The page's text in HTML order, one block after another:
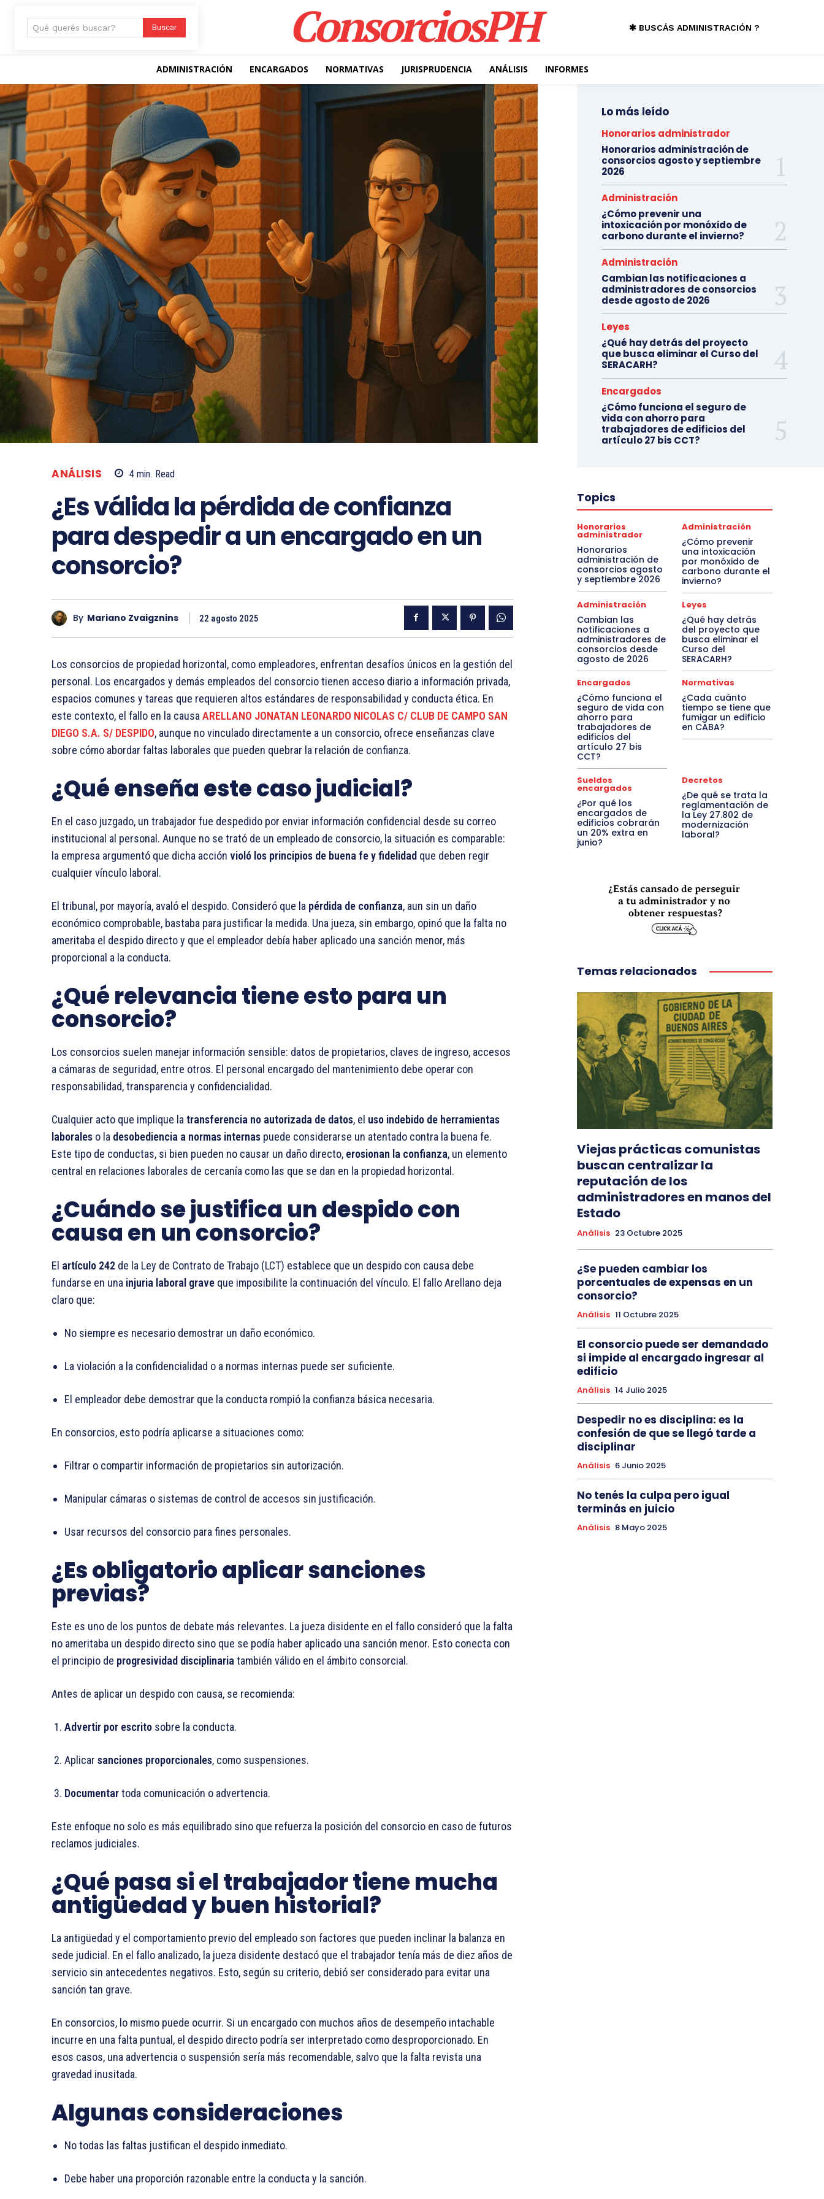
Qué querés buscar? Buscar ConsorciosPH ✱ BUSCÁS ADMINISTRACIÓN ?
ADMINISTRACIÓN ENCARGADOS NORMATIVAS JURISPRUDENCIA ANÁLISIS INFORMES
ANÁLISIS 4 min. Read
¿Es válida la pérdida de confianza
para despedir a un encargado en un
consorcio?
By Mariano Zvaigznins 22 agosto 2025
Los consorcios de propiedad horizontal, como empleadores, enfrentan desafíos únicos en la gestión del
personal. Los encargados y demás empleados del consorcio tienen acceso diario a información privada,
espacios comunes y tareas que requieren altos estándares de responsabilidad y conducta ética. En
este contexto, el fallo en la causa ARELLANO JONATAN LEONARDO NICOLAS C/ CLUB DE CAMPO SAN
DIEGO S.A. S/ DESPIDO, aunque no vinculado directamente a un consorcio, ofrece enseñanzas clave
sobre cómo abordar faltas laborales que pueden quebrar la relación de confianza.
¿Qué enseña este caso judicial?
En el caso juzgado, un trabajador fue despedido por enviar información confidencial desde su correo
institucional al personal. Aunque no se trató de un empleado de consorcio, la situación es comparable:
la empresa argumentó que dicha acción violó los principios de buena fe y fidelidad que deben regir
cualquier vínculo laboral.
El tribunal, por mayoría, avaló el despido. Consideró que la pérdida de confianza, aun sin un daño
económico comprobable, bastaba para justificar la medida. Una jueza, sin embargo, opinó que la falta no
ameritaba el despido directo y que el empleador debía haber aplicado una sanción menor, más
proporcional a la conducta.
¿Qué relevancia tiene esto para un
consorcio?
Los consorcios suelen manejar información sensible: datos de propietarios, claves de ingreso, accesos
a cámaras de seguridad, entre otros. El personal encargado del mantenimiento debe operar con
responsabilidad, transparencia y confidencialidad.
Cualquier acto que implique la transferencia no autorizada de datos, el uso indebido de herramientas
laborales o la desobediencia a normas internas puede considerarse un atentado contra la buena fe.
Este tipo de conductas, si bien pueden no causar un daño directo, erosionan la confianza, un elemento
central en relaciones laborales de cercanía como las que se dan en la propiedad horizontal.
¿Cuándo se justifica un despido con
causa en un consorcio?
El artículo 242 de la Ley de Contrato de Trabajo (LCT) establece que un despido con causa debe
fundarse en una injuria laboral grave que imposibilite la continuación del vínculo. El fallo Arellano deja
claro que:
No siempre es necesario demostrar un daño económico.
La violación a la confidencialidad o a normas internas puede ser suficiente.
El empleador debe demostrar que la conducta rompió la confianza básica necesaria.
En consorcios, esto podría aplicarse a situaciones como:
Filtrar o compartir información de propietarios sin autorización.
Manipular cámaras o sistemas de control de accesos sin justificación.
Usar recursos del consorcio para fines personales.
¿Es obligatorio aplicar sanciones
previas?
Este es uno de los puntos de debate más relevantes. La jueza disidente en el fallo consideró que la falta
no ameritaba un despido directo sino que se podía haber aplicado una sanción menor. Esto conecta con
el principio de progresividad disciplinaria también válido en el ámbito consorcial.
Antes de aplicar un despido con causa, se recomienda:
Advertir por escrito sobre la conducta.
Aplicar sanciones proporcionales, como suspensiones.
Documentartoda comunicación o advertencia.
Este enfoque no solo es más equilibrado sino que refuerza la posición del consorcio en caso de futuros
reclamos judiciales.
¿Qué pasa si el trabajador tiene mucha
antigüedad y buen historial?
La antigüedad y el comportamiento previo del empleado son factores que pueden inclinar la balanza en
sede judicial. En el fallo analizado, la jueza disidente destacó que el trabajador tenía más de diez años de
servicio sin antecedentes negativos. Esto, según su criterio, debió ser considerado para evitar una
sanción tan grave.
En consorcios, lo mismo puede ocurrir. Si un encargado con muchos años de desempeño intachable
incurre en una falta puntual, el despido directo podría ser interpretado como desproporcionado. En
esos casos, una advertencia o suspensión sería más recomendable, salvo que la falta revista una
gravedad inusitada.
Algunas consideraciones
No todas las faltas justifican el despido inmediato.
Debe haber una proporción razonable entre la conducta y la sanción.
Lo más leído
Honorarios administrador
Honorarios administración de
consorcios agosto y septiembre
2026
Administración
¿Cómo prevenir una
intoxicación por monóxido de
carbono durante el invierno?
Administración
Cambian las notificaciones a
administradores de consorcios
desde agosto de 2026
Leyes
¿Qué hay detrás del proyecto
que busca eliminar el Curso del
SERACARH?
Encargados
¿Cómo funciona el seguro de
vida con ahorro para
trabajadores de edificios del
artículo 27 bis CCT?
Topics
Honorarios
administrador
Honorarios
administración de
consorcios agosto
y septiembre 2026
Administración
¿Cómo prevenir
una intoxicación
por monóxido de
carbono durante el
invierno?
Administración
Cambian las
notificaciones a
administradores de
consorcios desde
agosto de 2026
Leyes
¿Qué hay detrás
del proyecto que
busca eliminar el
Curso del
SERACARH?
Encargados
¿Cómo funciona el
seguro de vida con
ahorro para
trabajadores de
edificios del
artículo 27 bis
CCT?
Normativas
¿Cada cuánto
tiempo se tiene que
fumigar un edificio
en CABA?
Sueldos
encargados
¿Por qué los
encargados de
edificios cobrarán
un 20% extra en
junio?
Decretos
¿De qué se trata la
reglamentación de
la Ley 27.802 de
modernización
laboral?
Temas relacionados
Viejas prácticas comunistas
buscan centralizar la
reputación de los
administradores en manos del
Estado
Análisis 23 Octubre 2025
¿Se pueden cambiar los
porcentuales de expensas en un
consorcio?
Análisis 11 Octubre 2025
El consorcio puede ser demandado
si impide al encargado ingresar al
edificio
Análisis 14 Julio 2025
Despedir no es disciplina: es la
confesión de que se llegó tarde a
disciplinar
Análisis 6 Junio 2025
No tenés la culpa pero igual
terminás en juicio
Análisis 8 Mayo 2025